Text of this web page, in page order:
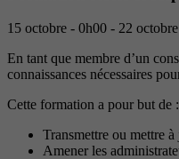
15 octobre - 0h00 - 22 octobre
En tant que membre d’un
connaissances nécessaires
Cette formation a pour but de :
Transmettre ou mettre
Amener les